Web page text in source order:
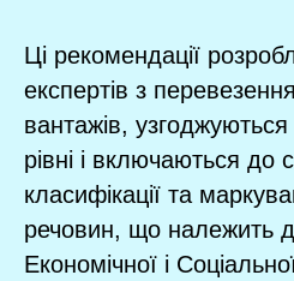
Ці рекомендації
експертів з
вантажів,
рівні і включаються до
класифікації та
речовин, що належить
Економічної і